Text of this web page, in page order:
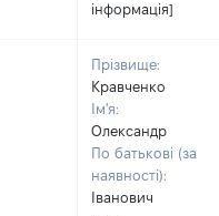
інформація]
Прізвище:
Кравченко
Ім'я:
Олександр
По батькові (за
наявності):
Іванович